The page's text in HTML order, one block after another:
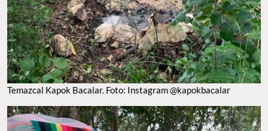
Temazcal Kapok Bacalar. Foto: Instagram @kapokbacalar